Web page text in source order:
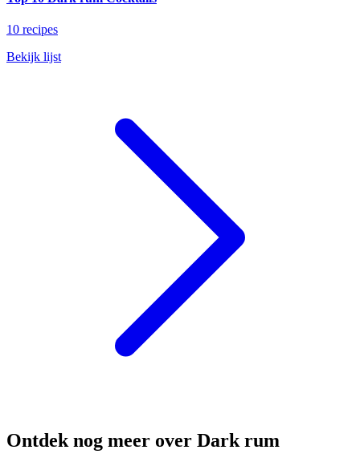
10 recipes
Bekijk lijst
Ontdek nog meer over Dark rum